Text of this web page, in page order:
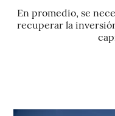
En promedio, se
recuperar la